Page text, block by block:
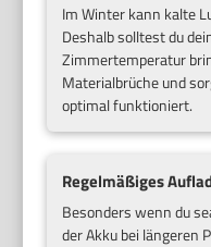
Im Winter kann kalte
Deshalb solltest du
Zimmertemperatur
Materialbrüche und
optimal funktioniert.
Regelmäßiges
Besonders wenn du
der Akku bei längeren